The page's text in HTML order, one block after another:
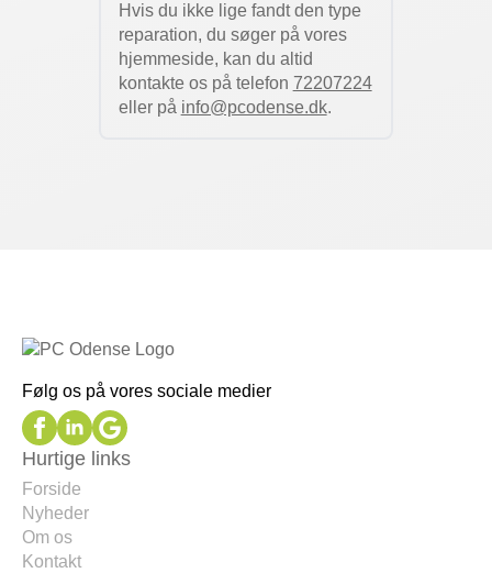
Hvis du ikke lige fandt den type
reparation, du søger på vores
hjemmeside, kan du altid
kontakte os på telefon 72207224
eller på info@pcodense.dk.
Følg os på vores sociale medier
Hurtige links
Forside
Nyheder
Om os
Kontakt